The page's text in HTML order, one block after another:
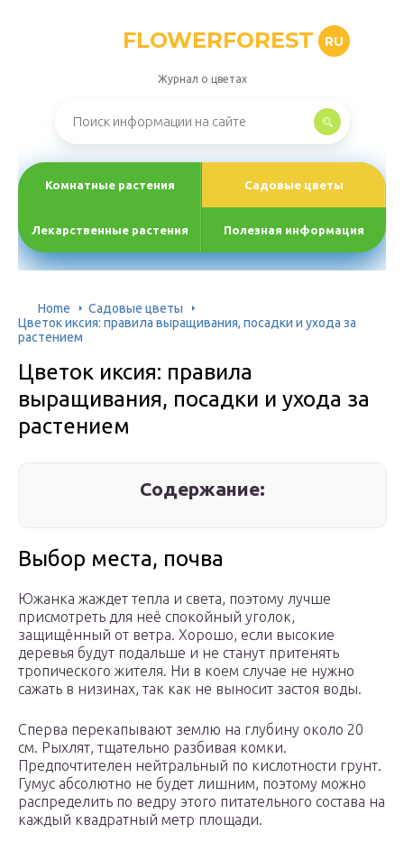
FLOWERFOREST RU
Журнал о цветах
Комнатные растения Садовые цветы
Лекарственные растения Полезная информация
Home
Садовые цветы
Цветок иксия: правила выращивания, посадки и ухода за
растением
Цветок иксия: правила
выращивания, посадки и ухода за
растением
Содержание:
Выбор места, почва
Южанка жаждет тепла и света, поэтому лучше
присмотреть для неё спокойный уголок,
защищённый от ветра. Хорошо, если высокие
деревья будут подальше и не станут притенять
тропического жителя. Ни в коем случае не нужно
сажать в низинах, так как не выносит застоя воды.
Сперва перекапывают землю на глубину около 20
см. Рыхлят, тщательно разбивая комки.
Предпочтителен нейтральный по кислотности грунт.
Гумус абсолютно не будет лишним, поэтому можно
распределить по ведру этого питательного состава на
каждый квадратный метр площади.